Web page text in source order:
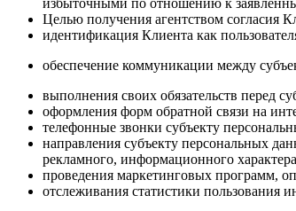
избыточными по отношению к
Целью получения агентством согласия
идентификация Клиента как
обеспечение коммуникации между
выполнения своих обязательств перед
оформления форм обратной связи на
телефонные звонки субъекту
направления субъекту персональных
рекламного, информационного
проведения маркетинговых программ,
отслеживания статистики пользования